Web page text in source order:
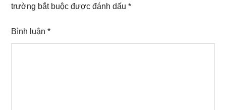
trường bắt buộc được đánh dấu*
Bình luận*